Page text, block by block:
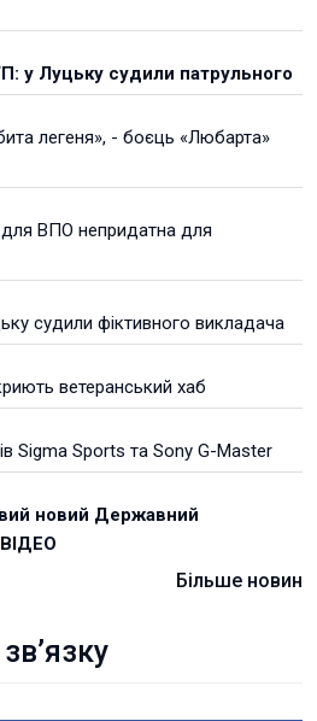
у Луцьку судили патрульного
легеня», - боєць «Любарта»
для ВПО непридатна для
судили фіктивного викладача
ветеранський хаб
Sigma Sports та Sony G-Master
новий Державний
Більше новин